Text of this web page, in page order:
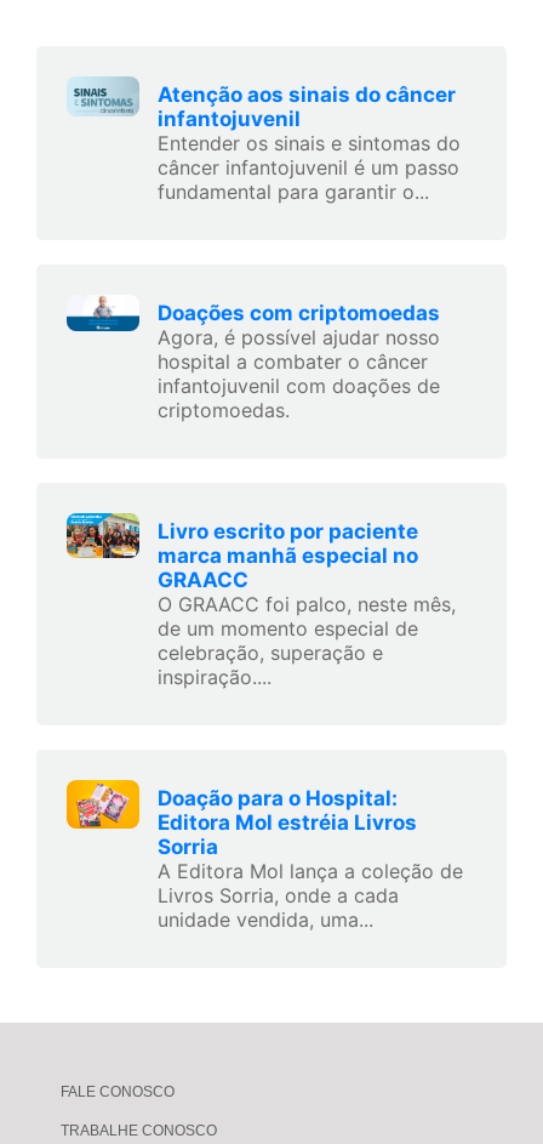
Atenção aos sinais do câncer
infantojuvenil
Entender os sinais e sintomas do
câncer infantojuvenil é um passo
fundamental para garantir o...
Doações com criptomoedas
Agora, é possível ajudar nosso
hospital a combater o câncer
infantojuvenil com doações de
criptomoedas.
Livro escrito por paciente
marca manhã especial no
GRAACC
O GRAACC foi palco, neste mês,
de um momento especial de
celebração, superação e
inspiração....
Doação para o Hospital:
Editora Mol estréia Livros
Sorria
A Editora Mol lança a coleção de
Livros Sorria, onde a cada
unidade vendida, uma...
FALE CONOSCO
TRABALHE CONOSCO